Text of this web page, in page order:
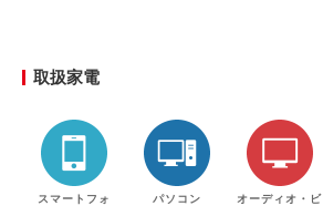
取扱家電
スマートフォ
パソコン
オーディオ・ビ